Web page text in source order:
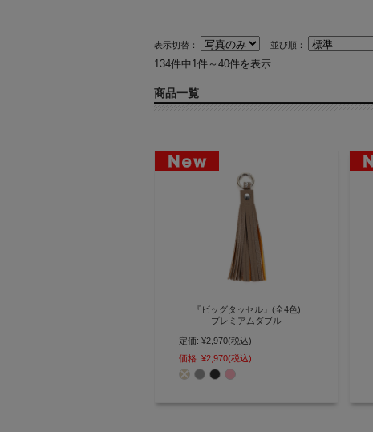
表示切替： 並び順：
134件中1件～40件を表示
商品一覧
『ビッグタッセル』(全4色)
プレミアムダブル
バイカラーが映える 重厚感あふれ
る 本革ビッグタッセルチャーム
【AGILITY affa(アジリティ アッ
ファ)】(0856)[M便 3/5]
定価: ¥2,970(税込)
価格: ¥2,970(税込)